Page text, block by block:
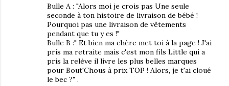
Bulle A : "Alors moi je crois pas Une seule
seconde à ton histoire de livraison de bébé !
Pourquoi pas une livraison de vêtements
pendant que tu y es !"
Bulle B :" Et bien ma chère met toi à la page ! J'ai
pris ma retraite mais c'est mon fils Little qui a
pris la relève il livre les plus belles marques
pour Bout'Chous à prix TOP ! Alors, je t'ai cloué
le bec ?" .